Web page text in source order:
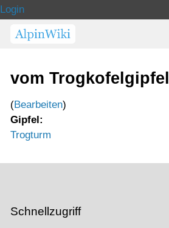
Login
vom Trogkofelgipfel
(Bearbeiten)
Gipfel:
Trogturm
Schnellzugriff